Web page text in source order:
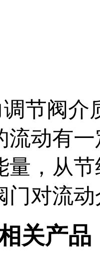
节阀
流动有
量，从
门对流
关产品